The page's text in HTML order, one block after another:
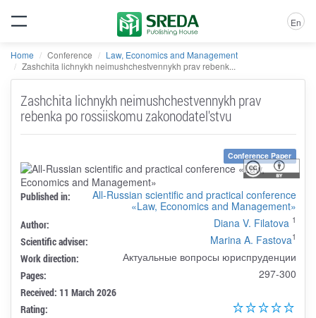
En
Home Conference
Law, Economics and Management
Zashchita lichnykh neimushchestvennykh prav rebenk...
Zashchita lichnykh neimushchestvennykh prav
rebenka po rossiiskomu zakonodatel'stvu
Conference Paper
Published in:
All-Russian scientific and practical conference
«Law, Economics and Management»
Author: Diana V. Filatova 1
Scientific adviser: Marina A. Fastova1
Work direction: Актуальные вопросы юриспруденции
Pages: 297-300
Received: 11 March 2026
Rating: